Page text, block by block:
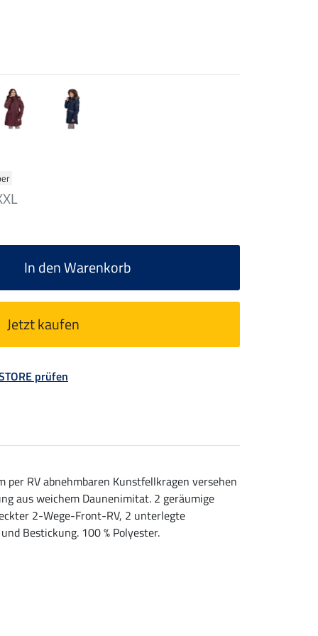
In den Warenkorb
Jetzt kaufen
prüfen
RV abnehmbaren Kunstfellkragen versehen
aus weichem Daunenimitat. 2 geräumige
2-Wege-Front-RV, 2 unterlegte
Bestickung. 100 % Polyester.